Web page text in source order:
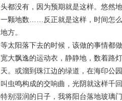
头都没有，因为预期就是这样。悠然
一颗地数……反正就是这样，时间怎
地方。
等太阳落下去的时候，该做的事情都
宽大飘逸的运动衣，静静地，数着路
天。或溜到珠江边的绿道，在海印公
叫虫鸣构成的交响曲，光阴就这样千
特别湿润的日子，我将阳台落地玻璃